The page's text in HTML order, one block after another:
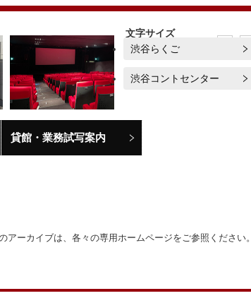
文字サイズ
大
渋谷らくご
渋谷コントセンター
貸館・業務試写案内
アーカイブは、各々の専用ホームページをご参照ください。